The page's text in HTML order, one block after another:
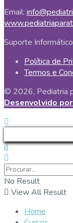
Email:
Suporte
Política de
Termos e
© 2026, Pediatria
Desenvolvido
No Result
View All Result
Home